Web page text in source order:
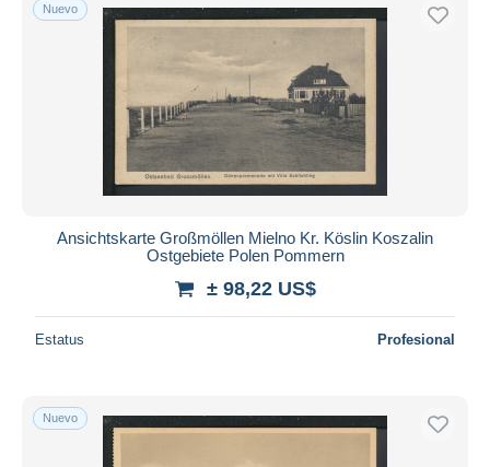
Nuevo
Ansichtskarte Großmöllen Mielno Kr. Köslin Koszalin
Ostgebiete Polen Pommern
± 98,22 US$
Estatus Profesional
Nuevo